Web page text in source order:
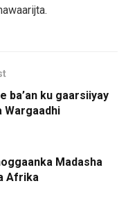
ba’an ku gaarsiiyay
Wargaadhi
Madasha
Afrika